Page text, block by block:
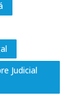
Judicial